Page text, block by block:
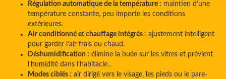
Régulation automatique de la température : maintien d’une
température constante, peu importe les conditions
extérieures.
Air conditionné et chauffage intégrés : ajustement intelligent
pour garder l’air frais ou chaud.
Déshumidification : élimine la buée sur les vitres et prévient
l’humidité dans l’habitacle..
Modes ciblés : air dirigé vers le visage, les pieds ou le pare-